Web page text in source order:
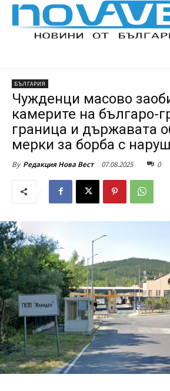
БЪЛГАРИЯ
Чужденци масово
камерите на българо-
граница и държавата
мерки за борба с
By Редакция Нова Вест 07.08.2025 0